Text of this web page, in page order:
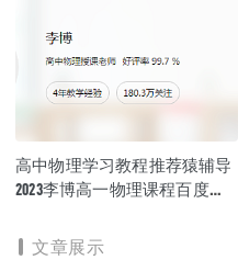
高中物理学习教程推荐猿辅导
2023李博高一物理课程百度云
文章展示